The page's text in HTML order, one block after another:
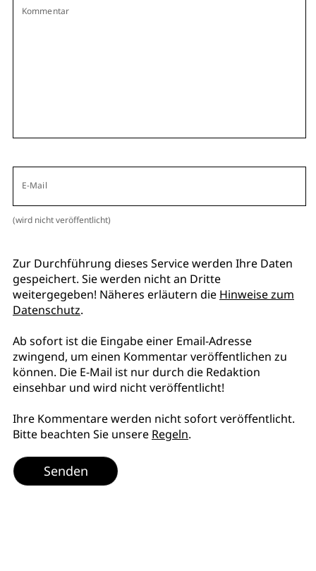
Kommentar
E-Mail
(wird nicht veröffentlicht)
Zur Durchführung dieses Service werden Ihre Daten
gespeichert. Sie werden nicht an Dritte
weitergegeben! Näheres erläutern die Hinweise zum
Datenschutz.
Ab sofort ist die Eingabe einer Email-Adresse
zwingend, um einen Kommentar veröffentlichen zu
können. Die E-Mail ist nur durch die Redaktion
einsehbar und wird nicht veröffentlicht!
Ihre Kommentare werden nicht sofort veröffentlicht.
Bitte beachten Sie unsere Regeln.
Senden